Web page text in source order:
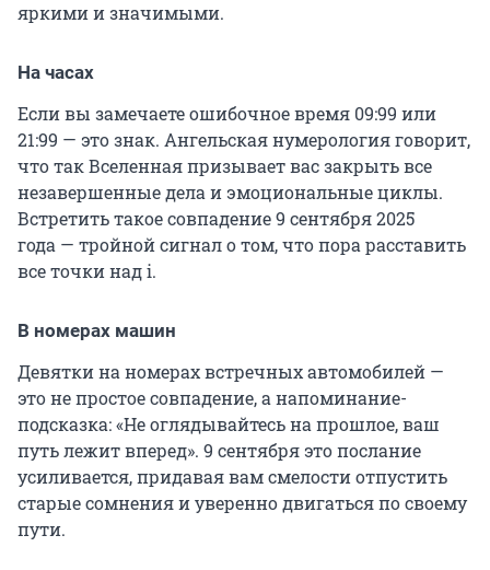
яркими и значимыми.
На часах
Если вы замечаете ошибочное время 09:99 или
21:99 — это знак. Ангельская нумерология говорит,
что так Вселенная призывает вас закрыть все
незавершенные дела и эмоциональные циклы.
Встретить такое совпадение 9 сентября 2025
года — тройной сигнал о том, что пора расставить
все точки над i.
В номерах машин
Девятки на номерах встречных автомобилей —
это не простое совпадение, а напоминание-
подсказка: «Не оглядывайтесь на прошлое, ваш
путь лежит вперед». 9 сентября это послание
усиливается, придавая вам смелости отпустить
старые сомнения и уверенно двигаться по своему
пути.